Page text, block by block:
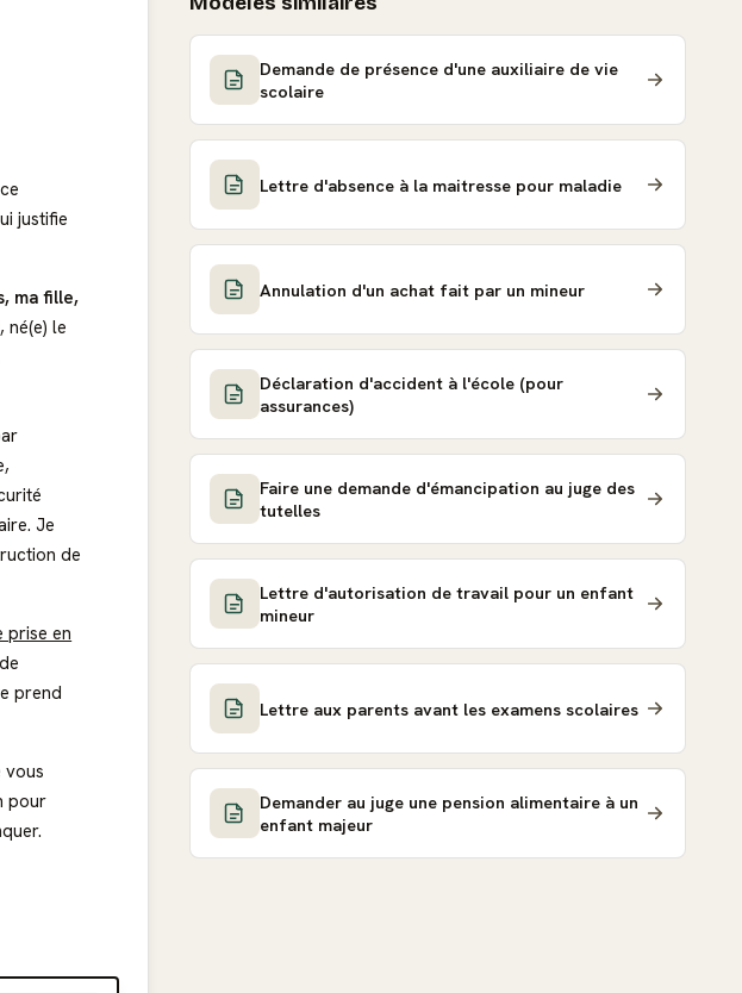
justifie
ma fille,
né(e) le
Je
de
prise en
prend
vous
pour
Demande de présence d'une auxiliaire de vie
scolaire
Lettre d'absence à la maitresse pour maladie
Annulation d'un achat fait par un mineur
Déclaration d'accident à l'école (pour
assurances)
Faire une demande d'émancipation au juge des
tutelles
Lettre d'autorisation de travail pour un enfant
mineur
Lettre aux parents avant les examens scolaires
Demander au juge une pension alimentaire à un
enfant majeur